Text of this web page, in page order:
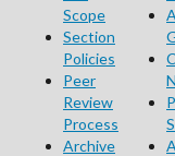
Scope
Section
Policies
Peer
Review
Process
Archive